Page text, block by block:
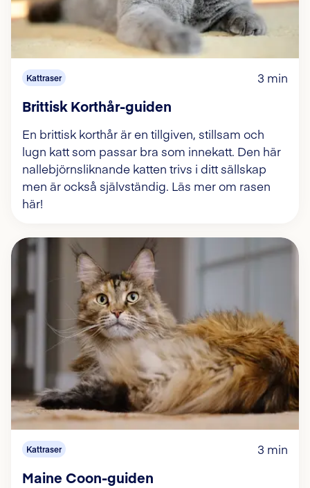
Kattraser 3 min
Brittisk Korthår-guiden
En brittisk korthår är en tillgiven, stillsam och
lugn katt som passar bra som innekatt. Den här
nallebjörnsliknande katten trivs i ditt sällskap
men är också självständig. Läs mer om rasen
här!
Kattraser 3 min
Maine Coon-guiden